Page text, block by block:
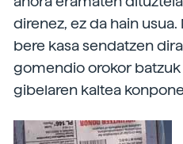
direnez, ez da hain
bere kasa sendatzen
gomendio orokor batzuk
gibelaren kaltea